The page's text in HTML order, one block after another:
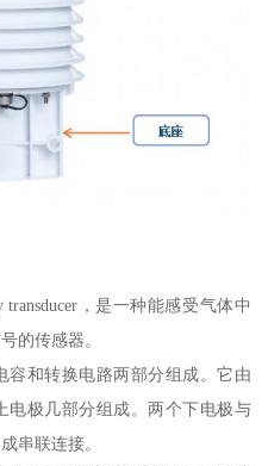
，是一种能感受气体中
的传感器。
容和转换电路两部分组成。它由
电极几部分组成。两个下电极与
串联连接。